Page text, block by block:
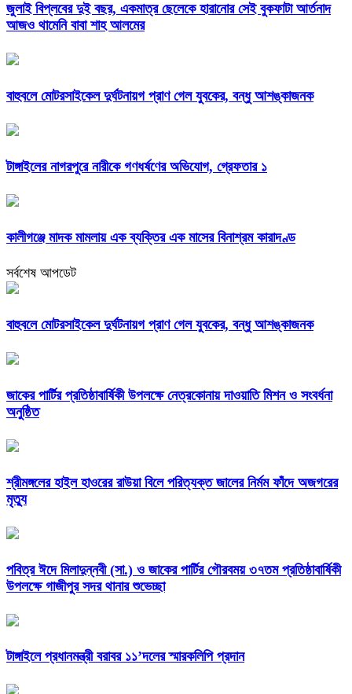
জুলাই বিপ্লবের দুই বছর, একমাত্র ছেলেকে হারানোর সেই বুকফাটা আর্তনাদ
আজও থামেনি বাবা শাহ আলমের
বাহুবলে মোটরসাইকেল দুর্ঘটনায়গ প্রাণ গেল যুবকের, বন্ধু আশঙ্কাজনক
টাঙ্গাইলের নাগরপুরে নারীকে গণধর্ষণের অভিযোগ, গ্রেফতার ১
কালীগঞ্জে মাদক মামলায় এক ব্যক্তির এক মাসের বিনাশ্রম কারাদণ্ড
সর্বশেষ আপডেট
বাহুবলে মোটরসাইকেল দুর্ঘটনায়গ প্রাণ গেল যুবকের, বন্ধু আশঙ্কাজনক
জাকের পার্টির প্রতিষ্ঠাবার্ষিকী উপলক্ষে নেত্রকোনায় দাওয়াতি মিশন ও সংবর্ধনা
অনুষ্ঠিত
শ্রীমঙ্গলের হাইল হাওরের রাউয়া বিলে পরিত্যক্ত জালের নির্মম ফাঁদে অজগরের
মৃত্যু
পবিত্র ঈদে মিলাদুন্নবী (সা.) ও জাকের পার্টির গৌরবময় ৩৭তম প্রতিষ্ঠাবার্ষিকী
উপলক্ষে গাজীপুর সদর থানার শুভেচ্ছা
টাঙ্গাইলে প্রধানমন্ত্রী বরাবর ১১’দলের স্মারকলিপি প্রদান